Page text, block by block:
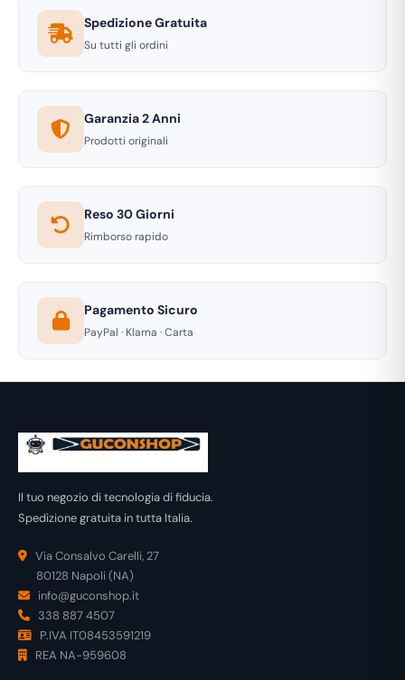
Spedizione Gratuita
Su tutti gli ordini
Garanzia 2 Anni
Prodotti originali
Reso 30 Giorni
Rimborso rapido
Pagamento Sicuro
PayPal · Klarna · Carta
Il tuo negozio di tecnologia di fiducia.
Spedizione gratuita in tutta Italia.
Via Consalvo Carelli, 27
80128 Napoli (NA)
info@guconshop.it
338 887 4507
P.IVA IT08453591219
REA NA-959608